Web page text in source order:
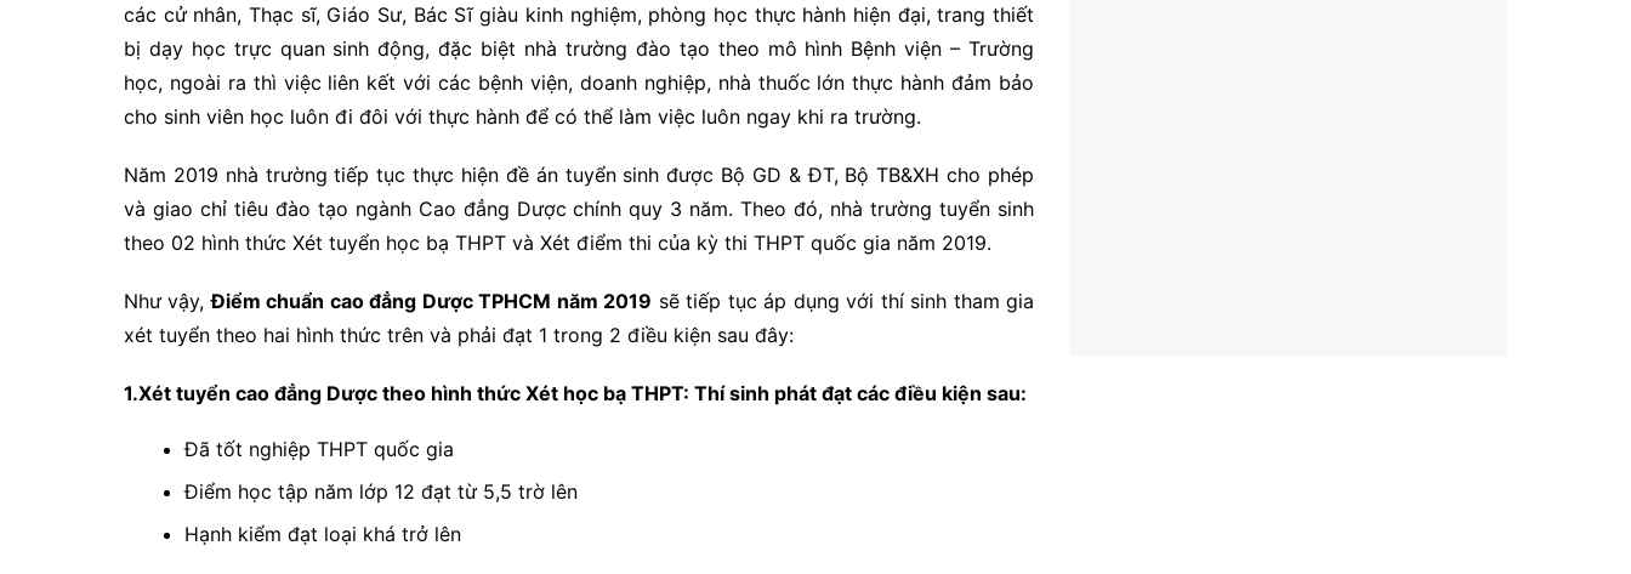
các cử nhân, Thạc sĩ, Giáo Sư, Bác Sĩ giàu kinh nghiệm, phòng học thực hành hiện đại, trang thiết
bị dạy học trực quan sinh động, đặc biệt nhà trường đào tạo theo mô hình Bệnh viện – Trường
học, ngoài ra thì việc liên kết với các bệnh viện, doanh nghiệp, nhà thuốc lớn thực hành đảm bảo
cho sinh viên học luôn đi đôi với thực hành để có thể làm việc luôn ngay khi ra trường.
Năm 2019 nhà trường tiếp tục thực hiện đề án tuyển sinh được Bộ GD & ĐT, Bộ TB&XH cho phép
và giao chỉ tiêu đào tạo ngành Cao đẳng Dược chính quy 3 năm. Theo đó, nhà trường tuyển sinh
theo 02 hình thức Xét tuyển học bạ THPT và Xét điểm thi của kỳ thi THPT quốc gia năm 2019.
Như vậy,Điểm chuẩn cao đẳng Dược TPHCM năm 2019 sẽ tiếp tục áp dụng với thí sinh tham gia
xét tuyển theo hai hình thức trên và phải đạt 1 trong 2 điều kiện sau đây:
1.Xét tuyển cao đẳng Dược theo hình thức Xét học bạ THPT: Thí sinh phát đạt các điều kiện sau:
Đã tốt nghiệp THPT quốc gia
Điểm học tập năm lớp 12 đạt từ 5,5 trờ lên
Hạnh kiểm đạt loại khá trở lên